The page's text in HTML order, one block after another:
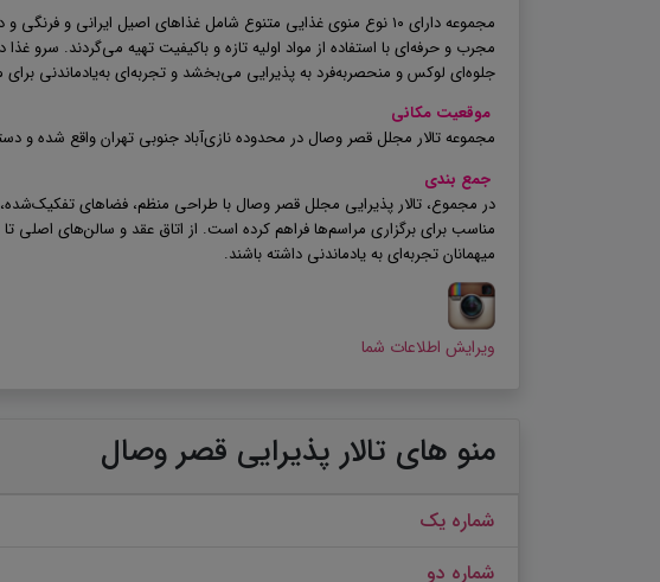
مجموعه دارای ۱۰
نوع منوی غذایی متنوع شامل غذاهای اصیل ایرانی و
مجرب و حرفه‌ای با استفاده از مواد اولیه تازه و باکیفیت تهیه می‌گردند.
جلوه‌ای لوکس و منحصربه‌فرد به پذیرایی می‌بخشد و تجربه‌ای به‌یادماندنی برای
موقعیت مکانی
مجموعه تالار مجلل قصر وصال در محدوده نازی‌آباد جنوبی تهران واقع شده و
جمع بندی
در مجموع، تالار پذیرایی مجلل قصر وصال با طراحی منظم، فضاهای
مناسب برای برگزاری مراسم‌ها فراهم کرده است. از اتاق عقد و سالن‌های اصلی
میهمانان تجربه‌ای به یادماندنی داشته باشند.
ویرایش اطلاعات شما
منو های تالار پذیرایی قصر وصال
شماره یک
شماره دو